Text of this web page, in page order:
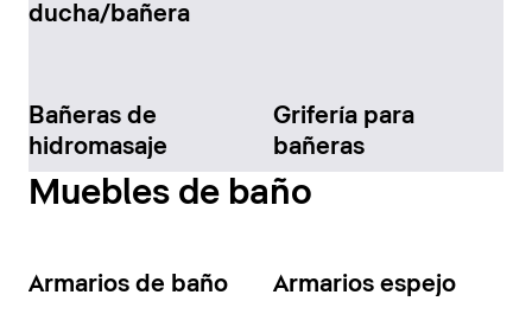
ducha/bañera
Bañeras de
hidromasaje
Grifería para
bañeras
Muebles de baño
Armarios de baño Armarios espejo